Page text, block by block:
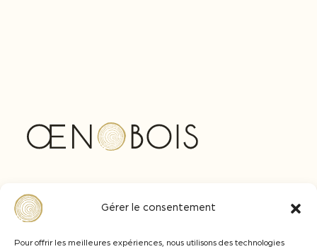
Gérer le consentement
Pour offrir les meilleures expériences, nous utilisons des technologies
+33 (0)5 57 77 92 92